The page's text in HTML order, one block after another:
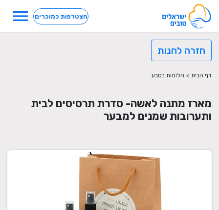
הצטרפות כמוכרים menu
חזרה לחנות
דף הבית > חלומות בטבע
מארז מתנה לאשה- סדרת תרסיסים לבית
ותערובות שמנים למבער